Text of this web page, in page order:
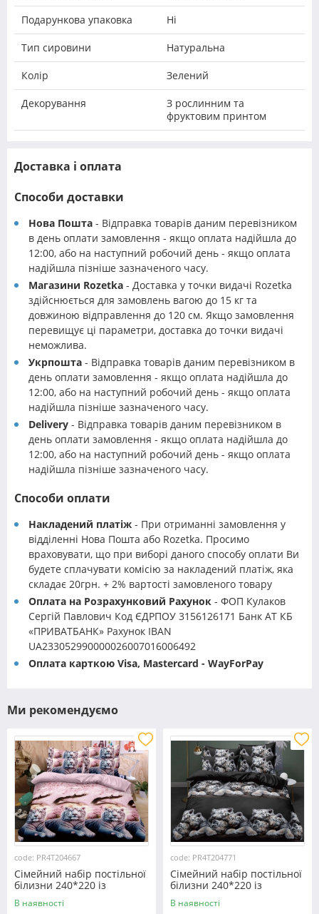
Подарункова упаковка Ні
Тип сировини Натуральна
Колір Зелений
Декорування
З рослинним та
фруктовим принтом
Доставка і оплата
Способи доставки
Нова Пошта - Відправка товарів даним перевізником
в день оплати замовлення - якщо оплата надійшла до
12:00, або на наступний робочий день - якщо оплата
надійшла пізніше зазначеного часу.
Магазини Rozetka - Доставка у точки видачі Rozetka
здійснюється для замовлень вагою до 15 кг та
довжиною відправлення до 120 см. Якщо замовлення
перевищує ці параметри, доставка до точки видачі
неможлива.
Укрпошта - Відправка товарів даним перевізником в
день оплати замовлення - якщо оплата надійшла до
12:00, або на наступний робочий день - якщо оплата
надійшла пізніше зазначеного часу.
Delivery - Відправка товарів даним перевізником в
день оплати замовлення - якщо оплата надійшла до
12:00, або на наступний робочий день - якщо оплата
надійшла пізніше зазначеного часу.
Способи оплати
Накладений платіж - При отриманні замовлення у
відділенні Нова Пошта або Rozetka. Просимо
враховувати, що при виборі даного способу оплати Ви
будете сплачувати комісію за накладений платіж, яка
складає 20грн. + 2% вартості замовленого товару
Оплата на Розрахунковий Рахунок - ФОП Кулаков
Сергій Павлович Код ЄДРПОУ 3156126171 Банк АТ КБ
«ПРИВАТБАНК» Рахунок IBAN
UA233052990000026007016006492
Оплата карткою Visa, Mastercard - WayForPay
Ми рекомендуємо
code: PR4T204667
Сімейний набір постільної
білизни 240*220 із
полікотону №204667
Черешенька™
В наявності
code: PR4T204771
Сімейний набір постільної
білизни 240*220 із
полікотону №204771
Черешенька™
В наявності